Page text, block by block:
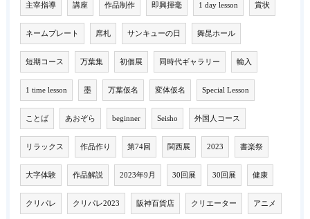
主宰指導 講座 作品制作 即興揮毫 1 day lesson 賞状
ネームプレート 席札 サンキューの日 舞昆ホール
短期コース 万葉集 初個展 同時代ギャラリー 輸入
1 time lesson 墨 万葉仮名 変体仮名 Special Lesson
ことば あおぞら beginner Seisho 外国人コース
リラックス 作品作り 第74回 関西展 2023 書楽祭
大字体験 作品解説 2023年9月 30回展 30回展 健康
クリパレ クリパレ2023 阪神百貨店 クリエーター アニメ